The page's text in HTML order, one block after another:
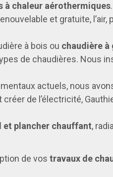
à chaleur aérothermiques
et gratuite,
à bois ou chaudière à
de chaudières. Nous
actuels, nous
de l’électricité,
et plancher chauffant,
de vos travaux de